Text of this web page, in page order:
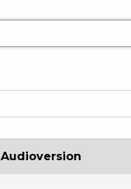
Audioversion